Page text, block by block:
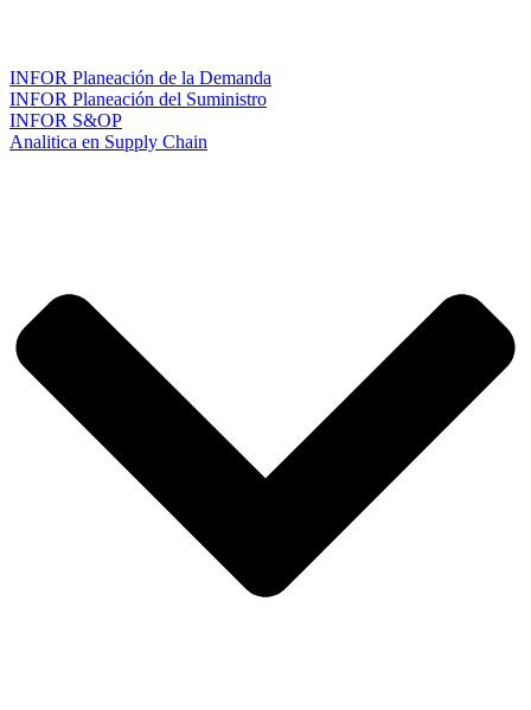
INFOR Planeación de la Demanda
INFOR Planeación del Suministro
INFOR S&OP
Analitica en Supply Chain